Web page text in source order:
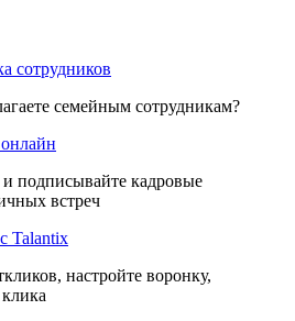
сотрудников
семейным сотрудникам?
подписывайте кадровые
встреч
Talantix
настройте воронку,